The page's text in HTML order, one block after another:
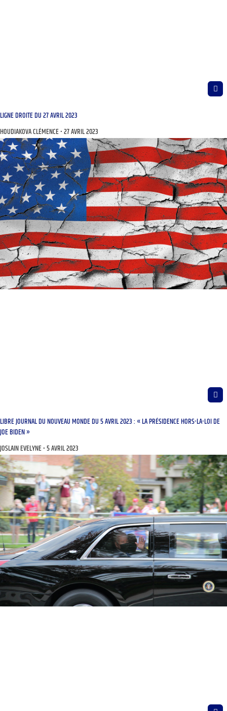
LIGNE DROITE DU 27 AVRIL 2023
HOUDIAKOVA CLÉMENCE 27 AVRIL 2023
LIBRE JOURNAL DU NOUVEAU MONDE DU 5 AVRIL 2023 : « LA PRÉSIDENCE HORS-LA-LOI DE
JOE BIDEN »
JOSLAIN EVELYNE 5 AVRIL 2023